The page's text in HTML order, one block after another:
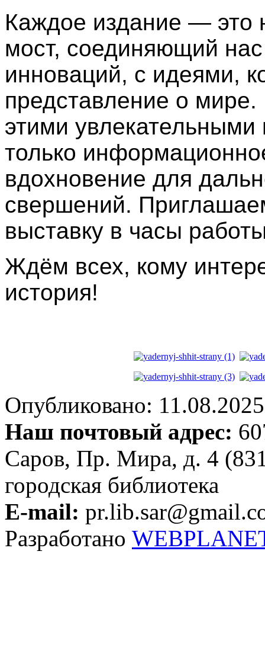
Каждое издание — это
мост, соединяющий
инноваций, с идеями,
представление о мире.
этими
только
вдохновение для
свершений.
выставку в часы
Ждём всех, кому
история!
Опубликовано:
Наш почтовый адрес:
Саров, Пр. Мира, д. 4
городская библиотека
E-mail:
Разработано